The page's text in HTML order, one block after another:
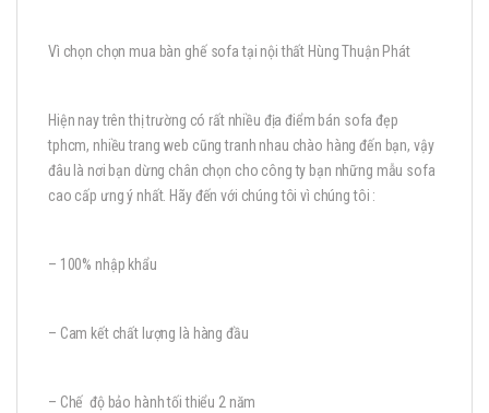
Vì chọn chọn mua bàn ghế sofa tại nội thất Hùng Thuận Phát
Hiện nay trên thị trường có rất nhiều địa điểm bán sofa đẹp
tphcm, nhiều trang web cũng tranh nhau chào hàng đến bạn, vậy
đâu là nơi bạn dừng chân chọn cho công ty bạn những mẫu sofa
cao cấp ưng ý nhất. Hãy đến với chúng tôi vì chúng tôi :
– 100% nhập khẩu
– Cam kết chất lượng là hàng đầu
– Chế độ bảo hành tối thiểu 2 năm